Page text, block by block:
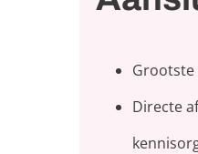
Grootste
Directe